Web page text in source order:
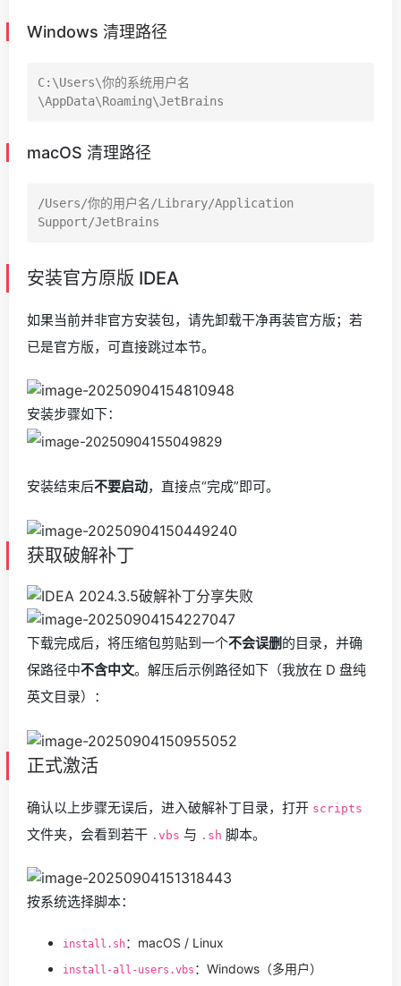
Windows 清理路径
C:\Users\你的系统用户名
macOS 清理路径
/Users/你的用户名/Library/Application
安装官方原版 IDEA
如果当前并非官方安装包，请先卸载干净再装官方版；若
已是官方版，可直接跳过本节。
安装步骤如下：
安装结束后不要启动，直接点“完成”即可。
获取破解补丁
下载完成后，将压缩包剪贴到一个不会误删的目录，并确
保路径中不含中文。解压后示例路径如下（我放在 D 盘纯
英文目录）：
正式激活
确认以上步骤无误后，进入破解补丁目录，打开 scripts
文件夹，会看到若干 .vbs 与 .sh 脚本。
按系统选择脚本：
install.sh：macOS / Linux
install-all-users.vbs ：Windows（多用户）